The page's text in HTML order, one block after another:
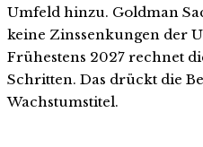
Umfeld hinzu. Goldman
keine Zinssenkungen der
Frühestens 2027 rechnet
Schritten. Das drückt die
Wachstumstitel.